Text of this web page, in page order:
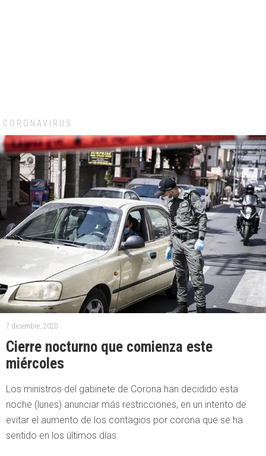
CORONAVIRUS
7 diciembre, 2020
Cierre nocturno que comienza este
miércoles
Los ministros del gabinete de Corona han decidido esta
noche (lunes) anunciar más restricciones, en un intento de
evitar el aumento de los contagios por corona que se ha
sentido en los últimos días.